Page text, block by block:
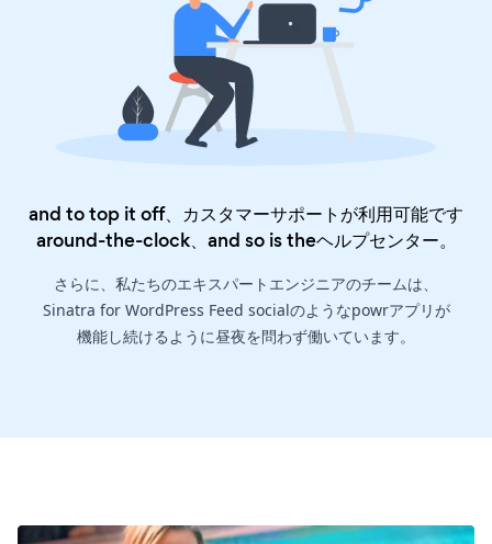
and to top it off、カスタマーサポートが利用可能です
around-the-clock、and so is theヘルプセンター。
さらに、私たちのエキスパートエンジニアのチームは、
Sinatra for WordPress Feed socialのようなpowrアプリが
機能し続けるように昼夜を問わず働いています。